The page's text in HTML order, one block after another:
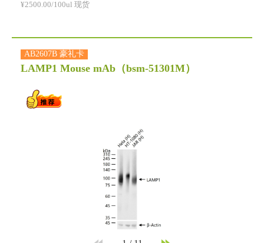
¥2500.00/100ul 现货
AB2607B 豪礼卡
LAMP1 Mouse mAb （bsm-51301M）